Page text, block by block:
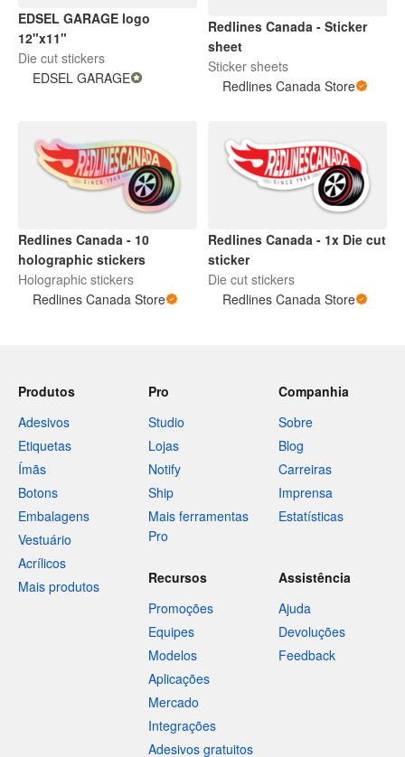
EDSEL GARAGE logo
12"x11"
Die cut stickers
EDSEL GARAGE
Redlines Canada - Sticker
sheet
Sticker sheets
Redlines Canada Store
Redlines Canada - 10
holographic stickers
Holographic stickers
Redlines Canada Store
Redlines Canada - 1x Die cut
sticker
Die cut stickers
Redlines Canada Store
Produtos
Adesivos
Etiquetas
Ímãs
Botons
Embalagens
Vestuário
Acrílicos
Mais produtos
Pro
Studio
Lojas
Notify
Ship
Mais ferramentas
Pro
Companhia
Sobre
Blog
Carreiras
Imprensa
Estatísticas
Recursos
Promoções
Equipes
Modelos
Aplicações
Mercado
Integrações
Adesivos gratuitos
Assistência
Ajuda
Devoluções
Feedback